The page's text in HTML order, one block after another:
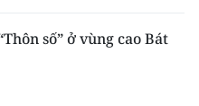
số” ở vùng cao Bát